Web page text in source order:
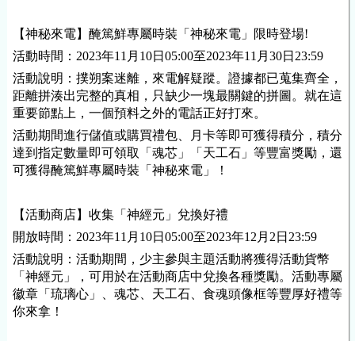
【神秘來電】醃篤鮮專屬時裝「神秘來電」限時登場!
活動時間：2023年11月10日05:00至2023年11月30日23:59
活動說明：撲朔案迷離，來電解疑蹤。證據都已蒐集齊全，
距離拼湊出完整的真相，只缺少一塊最關鍵的拼圖。就在這
重要節點上，一個預料之外的電話正好打來。
活動期間進行儲值或購買禮包、月卡等即可獲得積分，積分
達到指定數量即可領取「魂芯」「天工石」等豐富獎勵，還
可獲得醃篤鮮專屬時裝「神秘來電」！
【活動商店】收集「神經元」兌換好禮
開放時間：2023年11月10日05:00至2023年12月2日23:59
活動說明：活動期間，少主參與主題活動將獲得活動貨幣
「神經元」，可用於在活動商店中兌換各種獎勵。活動專屬
徽章「琉璃心」、魂芯、天工石、食魂頭像框等豐厚好禮等
你來拿！